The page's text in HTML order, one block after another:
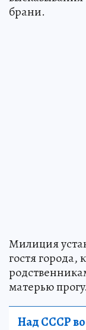
брани.
Милиция
гостя города,
матерью
Над СССР